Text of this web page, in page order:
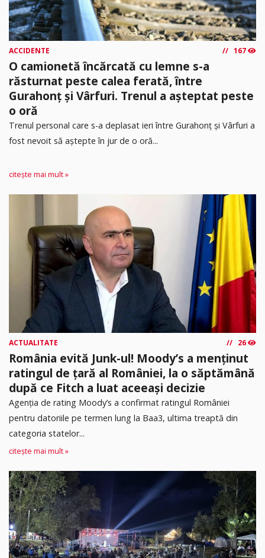
ACCIDENTE 167
O camionetă încărcată cu lemne s-a
răsturnat peste calea ferată, între
Gurahonț și Vârfuri. Trenul a așteptat peste
o oră
Trenul personal care s-a deplasat ieri între Gurahonț și Vârfuri a
fost nevoit să aștepte în jur de o oră...
citește mai mult »
ACTUALITATE 26
România evită Junk-ul! Moody’s a menținut
ratingul de țară al României, la o săptămână
după ce Fitch a luat aceeași decizie
Agenția de rating Moody’s a confirmat ratingul României
pentru datoriile pe termen lung la Baa3, ultima treaptă din
categoria statelor...
citește mai mult »